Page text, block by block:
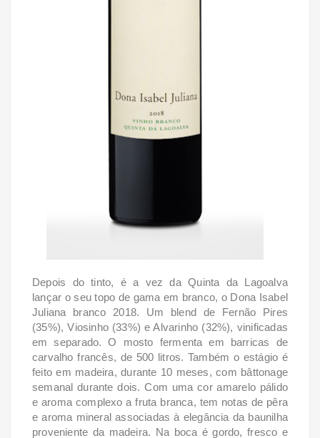
Depois do tinto, é a vez da Quinta da Lagoalva
lançar o seu topo de gama em branco, o Dona Isabel
Juliana branco 2018. Um blend de Fernão Pires
(35%), Viosinho (33%) e Alvarinho (32%), vinificadas
em separado. O mosto fermenta em barricas de
carvalho francês, de 500 litros. Também o estágio é
feito em madeira, durante 10 meses, com bâttonage
semanal durante dois. Com uma cor amarelo pálido
e aroma complexo a fruta branca, tem notas de pêra
e aroma mineral associadas à elegância da baunilha
proveniente da madeira. Na boca é gordo, fresco e